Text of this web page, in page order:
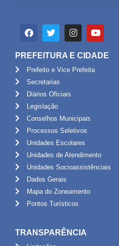
PREFEITURA E CIDADE
Prefeito e Vice Prefeita
Secretarias
Diários Oficiais
Legislação
Conselhos Municipais
Processos Seletivos
Unidades Escolares
Unidades de Atendimento
Unidades Socioassistênciais
Dados Gerais
Mapa do Zoneamento
Pontos Turísticos
TRANSPARÊNCIA